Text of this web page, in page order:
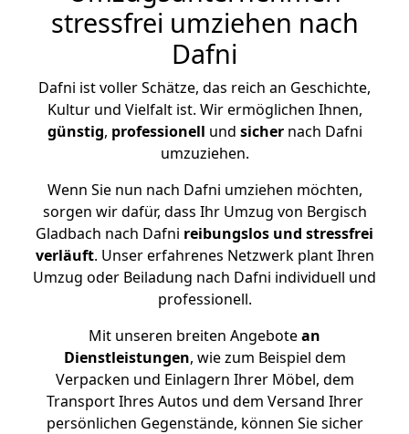
stressfrei umziehen nach
Dafni
Dafni ist voller Schätze, das reich an Geschichte,
Kultur und Vielfalt ist. Wir ermöglichen Ihnen,
günstig, professionell und sichernach Dafni
umzuziehen.
Wenn Sie nun nach Dafni umziehen möchten,
sorgen wir dafür, dass Ihr Umzug von Bergisch
Gladbach nach Dafni reibungslos und stressfrei
verläuft. Unser erfahrenes Netzwerk plant Ihren
Umzug oder Beiladung nach Dafni individuell und
professionell.
Mit unseren breiten Angebotean
Dienstleistungen, wie zum Beispiel dem
Verpacken und Einlagern Ihrer Möbel, dem
Transport Ihres Autos und dem Versand Ihrer
persönlichen Gegenstände, können Sie sicher